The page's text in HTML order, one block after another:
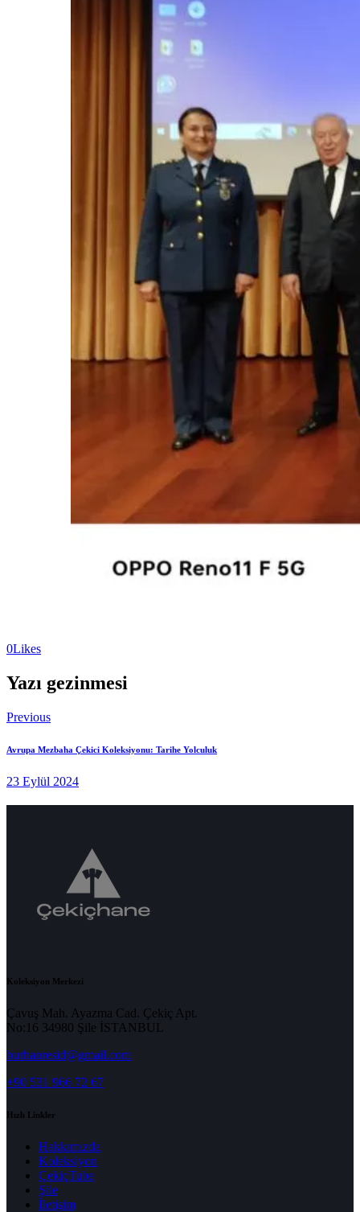
0Likes
Yazı gezinmesi
Previous
Avrupa Mezbaha Çekici Koleksiyonu: Tarihe Yolculuk
23 Eylül 2024
Koleksiyon Merkezi
Çavuş Mah. Ayazma Cad. Çekiç Apt.
No:16 34980 Şile İSTANBUL
burhanresid@gmail.com
+90 531 966 72 67
Hızlı Linkler
Hakkımızda
Koleksiyon
ÇekiçTube
Şile
İletişim